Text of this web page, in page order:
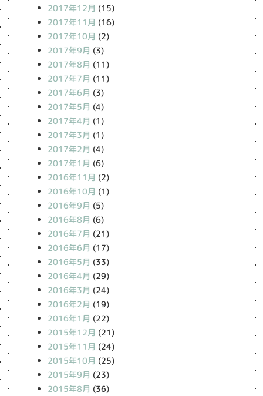
2017年12月 (15)
2017年11月 (16)
2017年10月 (2)
2017年9月 (3)
2017年8月 (11)
2017年7月 (11)
2017年6月 (3)
2017年5月 (4)
2017年4月 (1)
2017年3月 (1)
2017年2月 (4)
2017年1月 (6)
2016年11月 (2)
2016年10月 (1)
2016年9月 (5)
2016年8月 (6)
2016年7月 (21)
2016年6月 (17)
2016年5月 (33)
2016年4月 (29)
2016年3月 (24)
2016年2月 (19)
2016年1月 (22)
2015年12月 (21)
2015年11月 (24)
2015年10月 (25)
2015年9月 (23)
2015年8月 (36)